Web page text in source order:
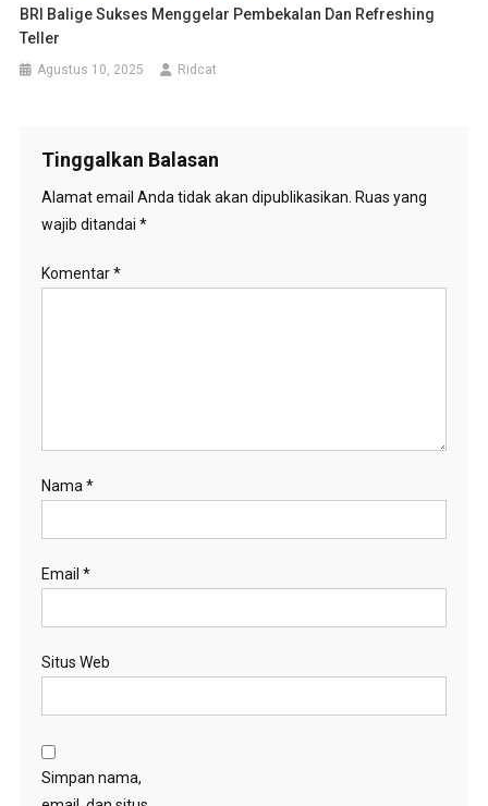
BRI Balige Sukses Menggelar Pembekalan Dan Refreshing
Teller
Agustus 10, 2025 Ridcat
Tinggalkan Balasan
Alamat email Anda tidak akan dipublikasikan. Ruas yang
wajib ditandai *
Komentar*
Nama*
Email *
Situs Web
Simpan nama,